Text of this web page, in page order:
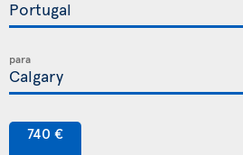
para
740 €